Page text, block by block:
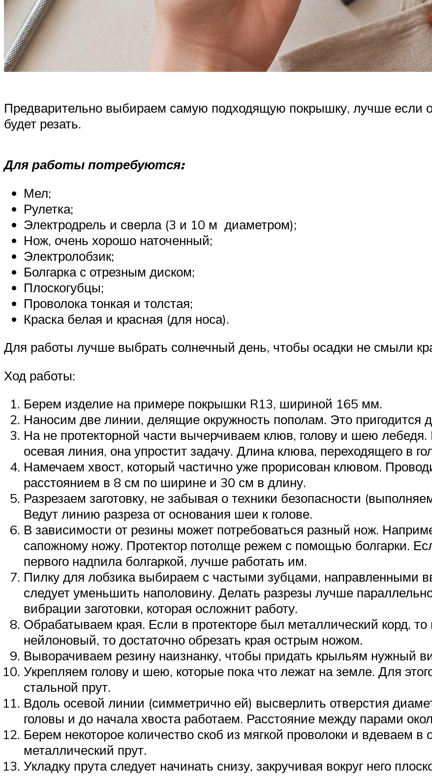
Предварительно выбираем самую подходящую покрышку, лучше если
будет резать.
Для работы потребуются:
Мел;
Рулетка;
Электродрель и сверла (3 и 10 м диаметром);
Нож, очень хорошо наточенный;
Электролобзик;
Болгарка с отрезным диском;
Плоскогубцы;
Проволока тонкая и толстая;
Краска белая и красная (для носа).
Для работы лучше выбрать солнечный день, чтобы осадки не смыли
Ход работы:
Берем изделие на примере покрышки R13, шириной 165 мм.
Наносим две линии, делящие окружность пополам. Это
На не протекторной части вычерчиваем клюв, голову и шею
осевая линия, она упростит задачу. Длина клюва, переходящего в
Намечаем хвост, который частично уже прорисован клювом.
расстоянием в 8 см по ширине и 30 см в длину.
Разрезаем заготовку, не забывая о техники безопасности
Ведут линию разреза от основания шеи к голове.
В зависимости от резины может потребоваться разный нож.
сапожному ножу. Протектор потолще режем с помощью болгарки.
первого надпила болгаркой, лучше работать им.
Пилку для лобзика выбираем с частыми зубцами, направленными
следует уменьшить наполовину. Делать разрезы лучше
вибрации заготовки, которая осложнит работу.
Обрабатываем края. Если в протекторе был металлический корд, то
нейлоновый, то достаточно обрезать края острым ножом.
Выворачиваем резину наизнанку, чтобы придать крыльям нужный
Укрепляем голову и шею, которые пока что лежат на земле. Для
стальной прут.
Вдоль осевой линии (симметрично ей) высверлить отверстия
головы и до начала хвоста работаем. Расстояние между парами
Берем некоторое количество скоб из мягкой проволоки и вдеваем в
металлический прут.
Укладку прута следует начинать снизу, закручивая вокруг него